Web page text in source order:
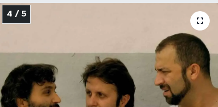
4 / 5